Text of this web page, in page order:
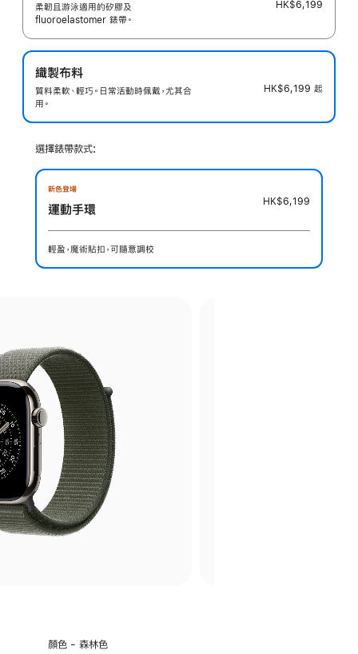
柔韌且游泳適用的矽膠及
fluoroelastomer 錶帶。
HK$6,199
織製布料
質料柔軟、輕巧。日常活動時佩戴，尤其合
用。
HK$6,199 起
選擇錶帶款式:
新色登場
運動手環
HK$6,199
輕盈，魔術貼扣，可隨意調校
選
顏色 - 森林色